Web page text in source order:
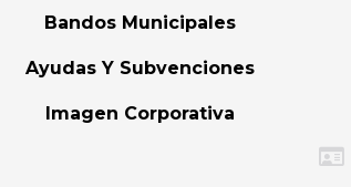
Bandos Municipales
Ayudas Y Subvenciones
Imagen Corporativa